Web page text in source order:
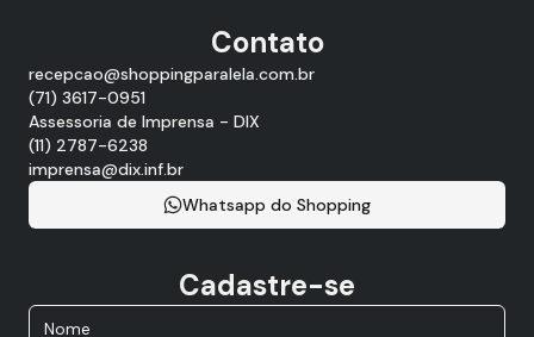
Contato
recepcao@shoppingparalela.com.br
(71) 3617-0951
Assessoria de Imprensa - DIX
(11) 2787-6238
imprensa@dix.inf.br
Whatsapp do Shopping
Cadastre-se